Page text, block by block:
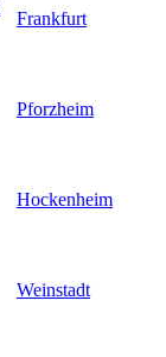
Frankfurt
Pforzheim
Hockenheim
Weinstadt